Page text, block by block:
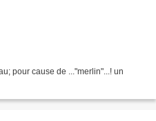
pour cause de ..."merlin"...! un